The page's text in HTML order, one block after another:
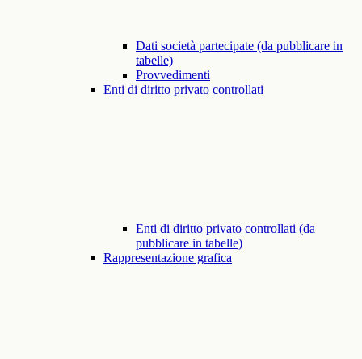
Dati società partecipate (da pubblicare in
tabelle)
Provvedimenti
Enti di diritto privato controllati
Enti di diritto privato controllati (da
pubblicare in tabelle)
Rappresentazione grafica